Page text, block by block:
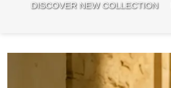
DISCOVER NEW COLLECTION